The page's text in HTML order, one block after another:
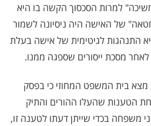
למרות הסכסוך הקשה בו היא
של האישה היה ניסיונה לשמור
התנהגות לגיטימית של אישה בעלת
מסכת ייסורים שספגה ממנו.
בית המשפט המחוזי כי בפסק
הטענות שהעלו ההורים והתיק
משפחה בכדי שייתן דעתו לטענה זו,